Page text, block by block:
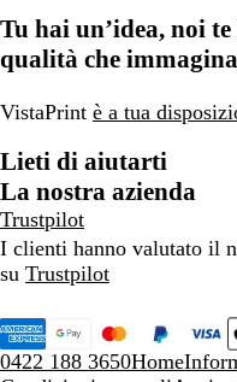
Tu hai un’idea, noi
qualità che
VistaPrint è a tua
Lieti di aiutarti
La nostra azienda
Trustpilot
I clienti hanno valutato il
su Trustpilot
0422 188 3650Home